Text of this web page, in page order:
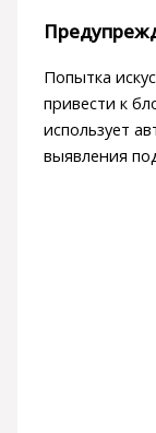
Попытка
привести к
использует
выявления